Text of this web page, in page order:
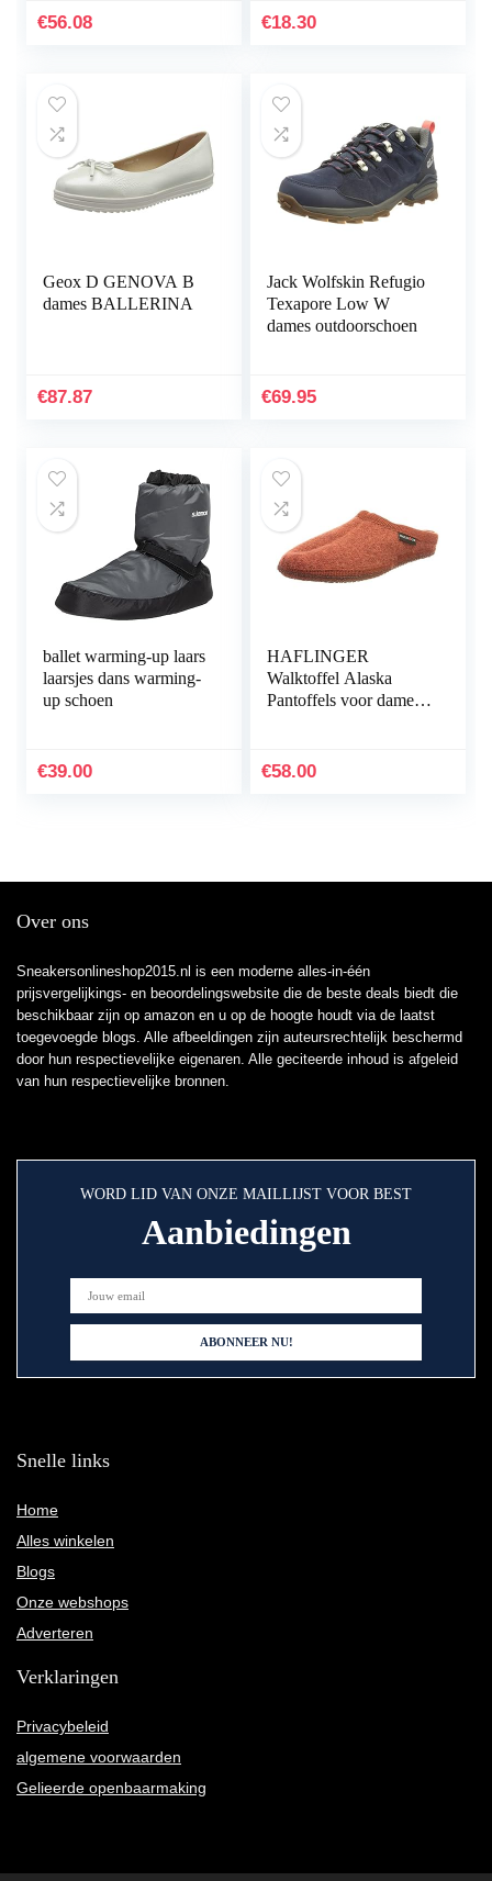
€56.08 €18.30
Geox D GENOVA B
dames BALLERINA
€87.87
Jack Wolfskin Refugio
Texapore Low W
dames outdoorschoen
€69.95
ballet warming-up laars
laarsjes dans warming-
up schoen
€39.00
HAFLINGER
Walktoffel Alaska
Pantoffels voor dames,
€58.00
Over ons
Sneakersonlineshop2015.nl is een moderne alles-in-één
prijsvergelijkings- en beoordelingswebsite die de beste deals biedt die
beschikbaar zijn op amazon en u op de hoogte houdt via de laatst
toegevoegde blogs. Alle afbeeldingen zijn auteursrechtelijk beschermd
door hun respectievelijke eigenaren. Alle geciteerde inhoud is afgeleid
van hun respectievelijke bronnen.
WORD LID VAN ONZE MAILLIJST VOOR BEST
Aanbiedingen
Snelle links
Home
Alles winkelen
Blogs
Onze webshops
Adverteren
Verklaringen
Privacybeleid
algemene voorwaarden
Gelieerde openbaarmaking